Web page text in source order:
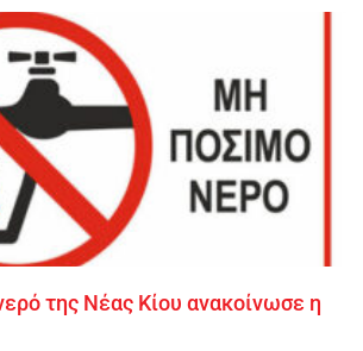
της Νέας Κίου ανακοίνωσε η